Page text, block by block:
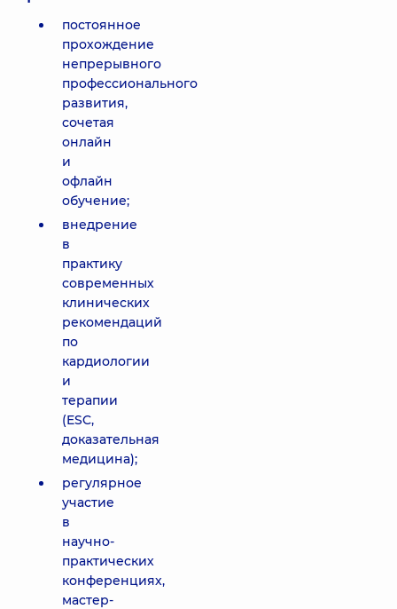
постоянное
прохождение
непрерывного
профессионального
развития,
сочетая
онлайн
и
офлайн
обучение;
внедрение
в
практику
современных
клинических
рекомендаций
по
кардиологии
и
терапии
(ESC,
доказательная
медицина);
регулярное
участие
в
научно-
практических
конференциях,
мастер-